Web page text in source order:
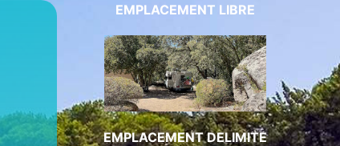
EMPLACEMENT LIBRE
EMPLACEMENT DELIMITE